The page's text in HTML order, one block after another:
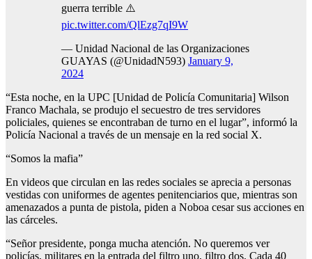
guerra terrible ⚠️
pic.twitter.com/QlEzg7qI9W
— Unidad Nacional de las Organizaciones
GUAYAS (@UnidadN593) January 9,
2024
“Esta noche, en la UPC [Unidad de Policía Comunitaria] Wilson
Franco Machala, se produjo el secuestro de tres servidores
policiales, quienes se encontraban de turno en el lugar”, informó la
Policía Nacional a través de un mensaje en la red social X.
“Somos la mafia”
En videos que circulan en las redes sociales se aprecia a personas
vestidas con uniformes de agentes penitenciarios que, mientras son
amenazados a punta de pistola, piden a Noboa cesar sus acciones en
las cárceles.
“Señor presidente, ponga mucha atención. No queremos ver
policías, militares en la entrada del filtro uno, filtro dos. Cada 40